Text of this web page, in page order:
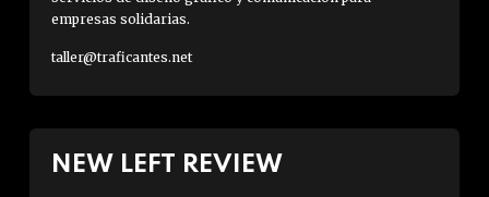
empresas solidarias.
taller@traficantes.net
NEW LEFT REVIEW